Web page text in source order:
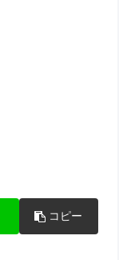
コピー